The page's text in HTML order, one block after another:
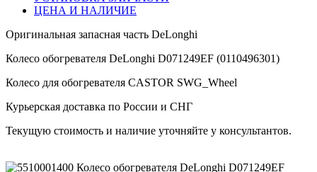
ЦЕНА И НАЛИЧИЕ
Оригинальная запасная часть DeLonghi
Колесо обогревателя DeLonghi D071249EF (0110496301)
Колесо для обогревателя CASTOR SWG_Wheel
Курьерская доставка по России и СНГ
Текущую стоимость и наличие уточняйте у консультантов.